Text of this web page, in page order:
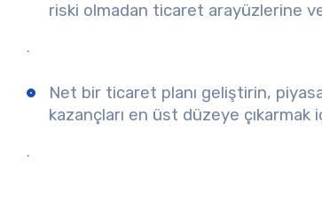
riski olmadan ticaret arayüzlerine
.
Net bir ticaret planı geliştirin,
kazançları en üst düzeye
.